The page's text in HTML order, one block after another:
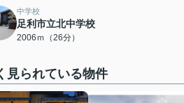
中学校
足利市立北中学校
2006ｍ（26分）
見られている物件